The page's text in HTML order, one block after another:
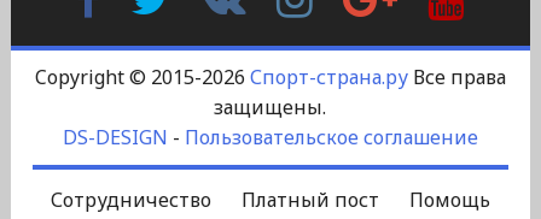
Контакте
Plus
Copyright © 2015-2026 Спорт-страна.руВсе права
защищены.
DS-DESIGN - Пользовательское соглашение
Сотрудничество Платный пост
Помощь